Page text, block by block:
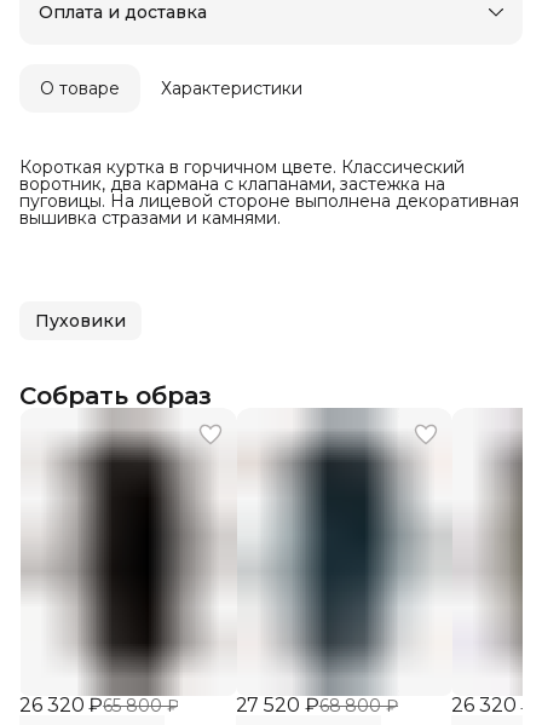
Оплата и доставка
Оплата после примерки
О товаре Характеристики
Короткая куртка в горчичном цвете. Классический
воротник, два кармана с клапанами, застежка на
пуговицы. На лицевой стороне выполнена декоративная
вышивка стразами и камнями.
Пуховики
Собрать образ
26 320 ₽65 800 ₽
27 520 ₽68 800 ₽
26 320 ₽